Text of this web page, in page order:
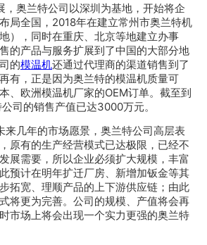
奥兰特公司以深圳为基地，开始将企
局全国，2018年在建立常州市奥兰特机
），同时在重庆、北京等地建立办事
的产品与服务扩展到了中国的大部分地
的模温机还通过代理商的渠道销售到了
有，正是因为奥兰特的模温机质量可
、欧洲模温机厂家的OEM订单。截至到
司的销售产值已达3000万元。
几年的市场愿景，奥兰特公司高层表
原有的生产经营模式已达极限，已经不
展需要，所以企业必须扩大规模，丰富
预计在明年扩迁厂房、新增加钣金等其
拓宽、理顺产品的上下游供应链；由此
将更为完善。公司的规模、产值将会再
市场上将会出现一个实力更强的奥兰特